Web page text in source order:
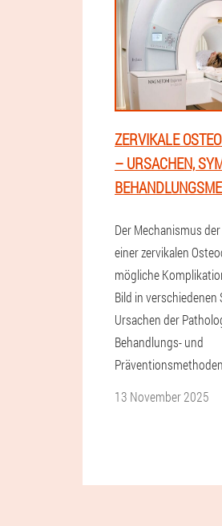
ZERVIKALE
– URSACHEN,
Der Mechanismus
einer zervikalen
mögliche
Bild in verschiedenen
Ursachen der
Behandlungs- und
13 November 2025